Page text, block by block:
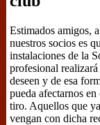
Estimados amigos,
nuestros socios es
instalaciones de la
profesional
deseen y de esa
pueda afectarnos
tiro. Aquellos que
vengan con dicha